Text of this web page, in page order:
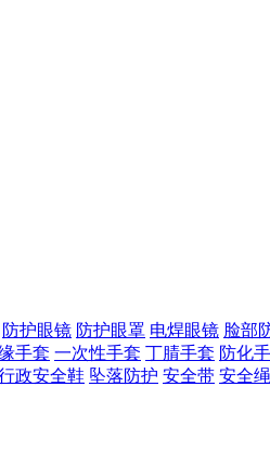
防护眼镜 防护眼罩 电焊眼镜 脸部
手套 一次性手套 丁腈手套 防化
政安全鞋 坠落防护 安全带 安全绳